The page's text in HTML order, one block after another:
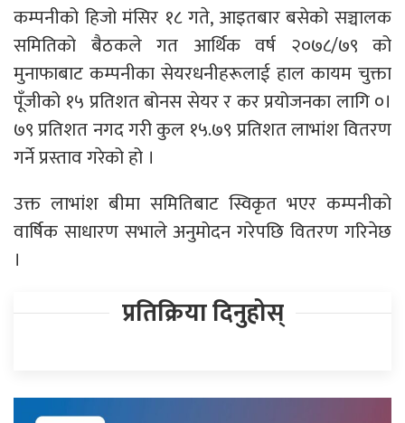
कम्पनीको हिजो मंसिर १८ गते, आइतबार बसेको सञ्चालक
समितिको बैठकले गत आर्थिक वर्ष २०७८/७९ को
मुनाफाबाट कम्पनीका सेयरधनीहरूलाई हाल कायम चुक्ता
पूँजीको १५ प्रतिशत बोनस सेयर र कर प्रयोजनका लागि ०।
७९ प्रतिशत नगद गरी कुल १५.७९ प्रतिशत लाभांश वितरण
गर्ने प्रस्ताव गरेको हो ।
उक्त लाभांश बीमा समितिबाट स्विकृत भएर कम्पनीको
वार्षिक साधारण सभाले अनुमोदन गरेपछि वितरण गरिनेछ
।
प्रतिक्रिया दिनुहोस्